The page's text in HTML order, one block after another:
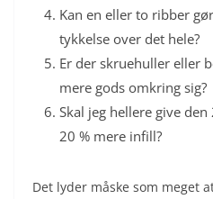
Kan en eller to ribber
tykkelse over det hele?
Er der skruehuller eller
mere gods omkring sig?
Skal jeg hellere give
20 % mere infill?
Det lyder måske som meget